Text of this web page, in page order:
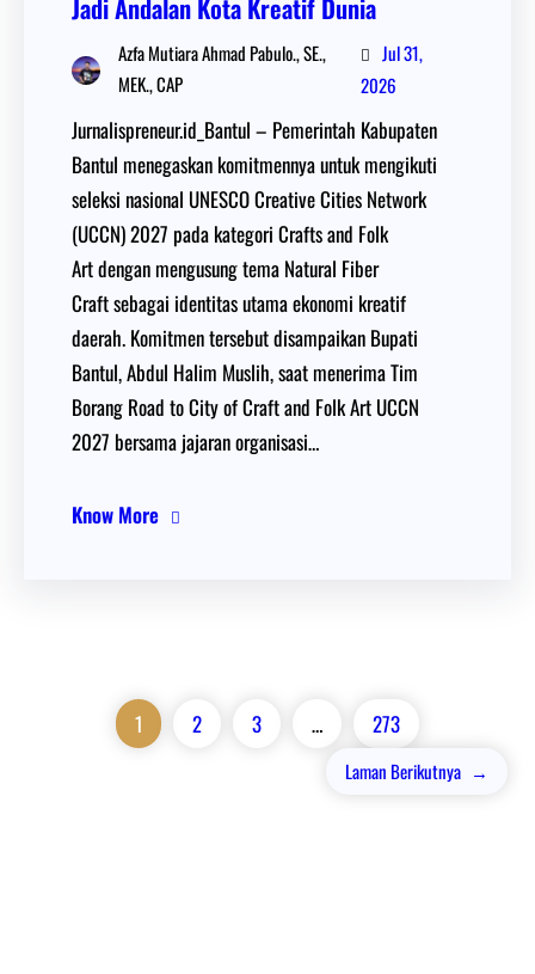
Jadi Andalan Kota Kreatif Dunia
Azfa Mutiara Ahmad Pabulo., SE.,
MEK., CAP
Jul 31,
2026
Jurnalispreneur.id_Bantul – Pemerintah Kabupaten
Bantul menegaskan komitmennya untuk mengikuti
seleksi nasional UNESCO Creative Cities Network
(UCCN) 2027 pada kategori Crafts and Folk
Art dengan mengusung tema Natural Fiber
Craft sebagai identitas utama ekonomi kreatif
daerah. Komitmen tersebut disampaikan Bupati
Bantul, Abdul Halim Muslih, saat menerima Tim
Borang Road to City of Craft and Folk Art UCCN
2027 bersama jajaran organisasi…
Know More
1 2 3 … 273
Laman Berikutnya →